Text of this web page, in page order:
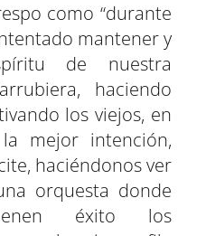
como “durante
mantener y
de nuestra
haciendo
los viejos, en
mejor intención,
haciéndonos ver
orquesta donde
éxito los